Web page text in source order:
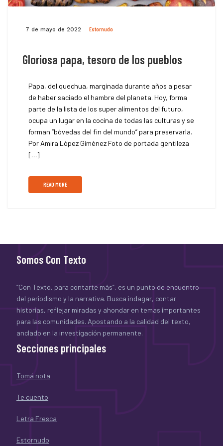
7 de mayo de 2022 Estornudo
Gloriosa papa, tesoro de los pueblos
Papa, del quechua, marginada durante años a pesar
de haber saciado el hambre del planeta. Hoy, forma
parte de la lista de los super alimentos del futuro,
ocupa un lugar en la cocina de todas las culturas y se
forman “bóvedas del fin del mundo” para preservarla.
Por Amira López Giménez Foto de portada gentileza
[…]
READ MORE
Somos Con Texto
“Con Texto, para contarte más”, es un punto de encuentro
del periodismo y la narrativa. Busca indagar, contar
historias, reflejar miradas y ahondar en temas importantes
para las comunidades. Apostando a la calidad del texto,
anclado en la investigación permanente.
Secciones principales
Tomá nota
Te cuento
Letra Fresca
Estornudo